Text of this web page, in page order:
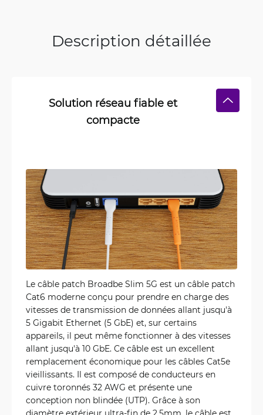
Description détaillée
Solution réseau fiable et
compacte
Le câble patch Broadbe Slim 5G est un câble patch
Cat6 moderne conçu pour prendre en charge des
vitesses de transmission de données allant jusqu'à
5 Gigabit Ethernet (5 GbE) et, sur certains
appareils, il peut même fonctionner à des vitesses
allant jusqu'à 10 GbE. Ce câble est un excellent
remplacement économique pour les câbles Cat5e
vieillissants. Il est composé de conducteurs en
cuivre toronnés 32 AWG et présente une
conception non blindée (UTP). Grâce à son